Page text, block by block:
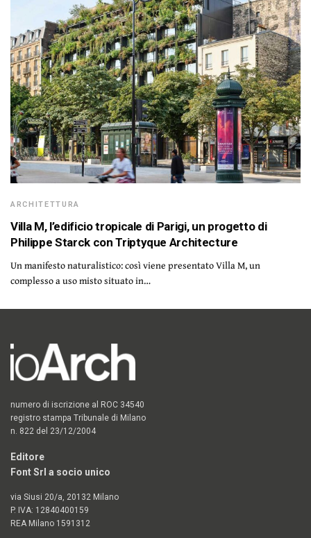
ARCHITETTURA
Villa M, l’edificio tropicale di Parigi, un progetto di
Philippe Starck con Triptyque Architecture
Un manifesto naturalistico: così viene presentato Villa M, un
complesso a uso misto situato in…
numero di iscrizione al ROC 34540
registro stampa Tribunale di Milano
n. 822 del 23/12/2004
Editore
Font Srl a socio unico
via Siusi 20/a, 20132 Milano
P. IVA: 12840400159
REA Milano 1591312